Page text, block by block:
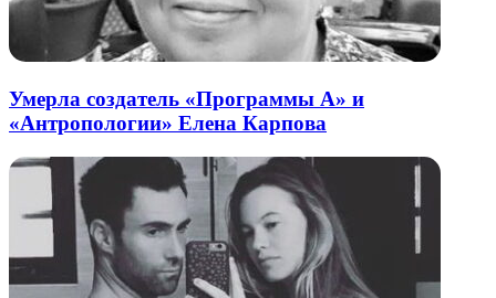
Умерла создатель «Программы А» и
«Антропологии» Елена Карпова